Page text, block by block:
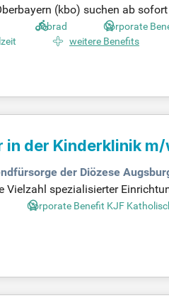
(kbo) suchen ab
Die Stelle ist in Teilzeit mit 20
Standorte, darunter
aktiv
Jobrad Corporate
weitere Benefits
in der Kinderklinik
der Diözese
Vielzahl spezialisierter
in einem der
erfordert umfassende
oder Kaufmann im
Corporate Benefit KJF